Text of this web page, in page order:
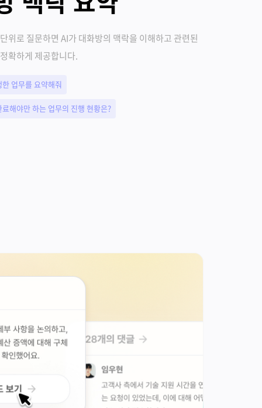
위로 질문하면 AI가 대화방의 맥락을 이해하고 관련된
확하게 제공합니다.
업무를 요약해줘
해야만 하는 업무의 진행 현황은?